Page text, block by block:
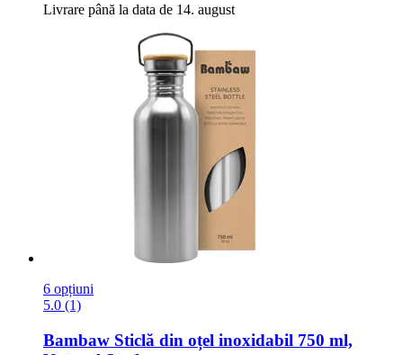
Livrare până la data de 14. august
6 opțiuni
5.0 (1)
Bambaw Sticlă din oțel inoxidabil 750 ml,